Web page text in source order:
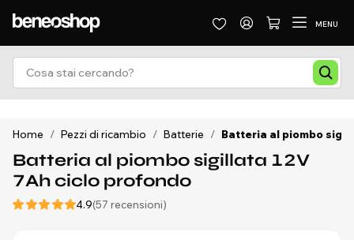
MENU
Home / Pezzi di ricambio / Batterie / Batteria al piombo
Batteria al piombo sigillata 12V
7Ah ciclo profondo
4.9(57 recensioni)